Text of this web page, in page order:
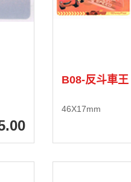
.00
B08-反斗車王
46X17mm